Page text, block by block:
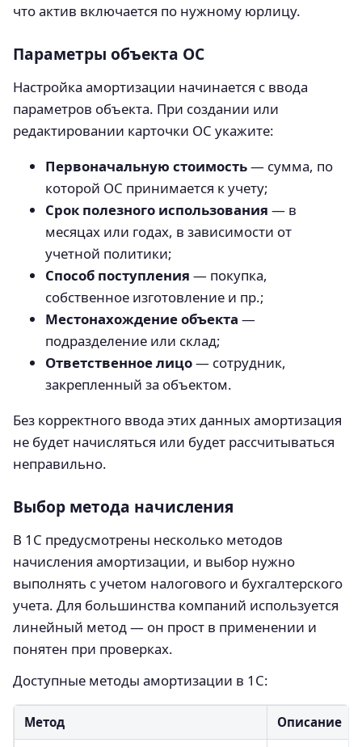
что актив включается по нужному юрлицу.
Параметры объекта ОС
Настройка амортизации начинается с ввода
параметров объекта. При создании или
редактировании карточки ОС укажите:
Первоначальную стоимость— сумма, по
которой ОС принимается к учету;
Срок полезного использования — в
месяцах или годах, в зависимости от
учетной политики;
Способ поступления — покупка,
собственное изготовление и пр.;
Местонахождение объекта —
подразделение или склад;
Ответственное лицо— сотрудник,
закрепленный за объектом.
Без корректного ввода этих данных амортизация
не будет начисляться или будет рассчитываться
неправильно.
Выбор метода начисления
В 1С предусмотрены несколько методов
начисления амортизации, и выбор нужно
выполнять с учетом налогового и бухгалтерского
учета. Для большинства компаний используется
линейный метод — он прост в применении и
понятен при проверках.
Доступные методы амортизации в 1С:
Метод Описание